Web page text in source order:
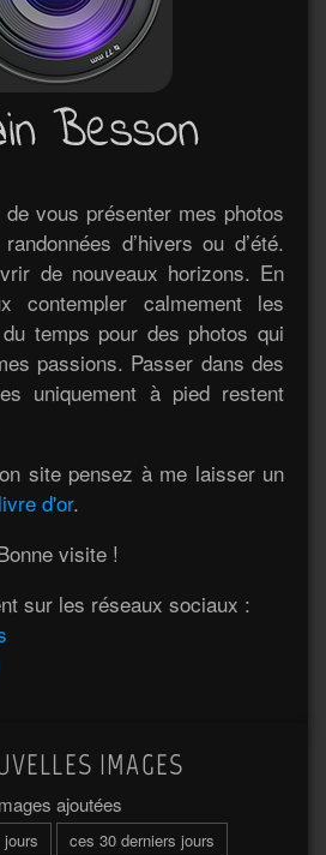
vous présenter mes photos
d’hivers ou d’été.
de nouveaux horizons. En
contempler calmement les
temps pour des photos qui
passions. Passer dans des
uniquement à pied restent
site pensez à me laisser un
livre d'or.
visite !
sur les réseaux sociaux :
IMAGES
ajoutées
ces 30 derniers jours